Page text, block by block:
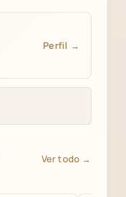
Perfil →
Ver todo →